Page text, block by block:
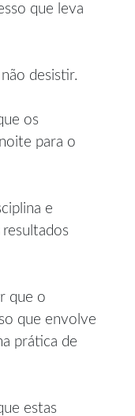
que leva
desistir.
os
para o
e
que o
que envolve
prática de
estas